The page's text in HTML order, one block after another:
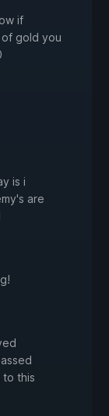
if
gold you
is i
are
to this